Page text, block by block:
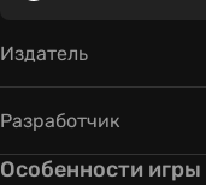
Издатель
Разработчик
Особенности игры